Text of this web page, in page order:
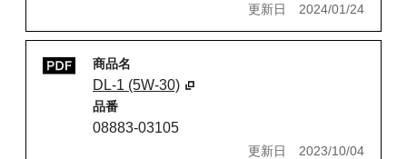
更新日 2024/01/24
商品名
DL-1 (5W-30)
品番
08883-03105
更新日 2023/10/04